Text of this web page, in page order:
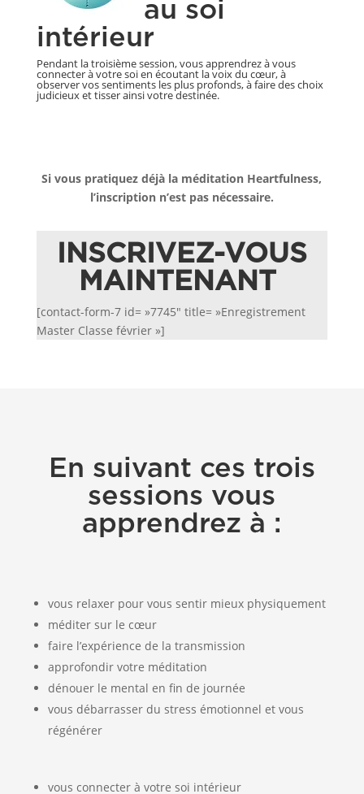
au soi
intérieur
Pendant la troisième session, vous apprendrez à vous
connecter à votre soi en écoutant la voix du cœur, à
observer vos sentiments les plus profonds, à faire des choix
judicieux et tisser ainsi votre destinée.
Si vous pratiquez déjà la méditation Heartfulness,
l’inscription n’est pas nécessaire.
INSCRIVEZ-VOUS
MAINTENANT
[contact-form-7 id= »7745″ title= »Enregistrement
Master Classe février »]
En suivant ces trois
sessions vous
apprendrez à :
vous relaxer pour vous sentir mieux physiquement
méditer sur le cœur
faire l’expérience de la transmission
approfondir votre méditation
dénouer le mental en fin de journée
vous débarrasser du stress émotionnel et vous
régénérer
vous connecter à votre soi intérieur